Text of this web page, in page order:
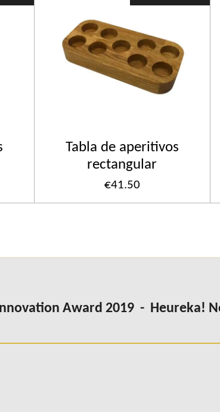
Tabla de aperitivos
rectangular
€41.50
Award 2019 - Heureka!